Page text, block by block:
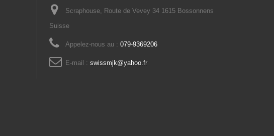
Scraphouse, Route de Vevey 34 1615 Bossonnens
Suisse
Appelez-nous au : 079-9369206
E-mail : swissmjk@yahoo.fr